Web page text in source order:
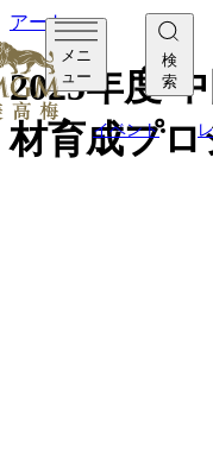
メニ
ュー
検
索
イベント
アート
2025年度
材育成プ